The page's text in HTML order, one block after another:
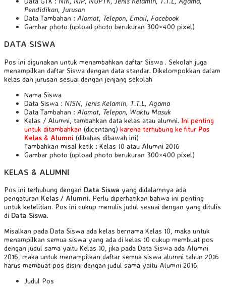
Pendidikan, Jurusan
Data Tambahan : Alamat, Telepon, Email, Facebook
Gambar photo (upload photo berukuran 300×400 pixel)
DATA SISWA
Pos ini digunakan untuk menambahkan daftar Siswa . Sekolah juga
menampilkan daftar Siswa dengan data standar. Dikelompokkan dalam
kelas dan jurusan sesuai dengan jenjang sekolah
Nama Siswa
Data Siswa : NISN, Jenis Kelamin, T.T.L, Agama
Data Tambahan : Alamat, Telepon, Waktu Masuk
Kelas / Alumni, tambahkan data kelas atau alumni. Ini penting
untuk ditambahkan (dicentang) karena terhubung ke fitur Pos
Kelas & Alumni (dibahas dibawah ini)
Tambahkan misal ketik : Kelas 10 atau Alumni 2016
Gambar photo (upload photo berukuran 300×400 pixel)
KELAS & ALUMNI
Pos ini terhubung dengan Data Siswa yang didalamnya ada
pengaturan Kelas / Alumni. Perlu diperhatikan bahwa ini penting
untuk ketelitian. Pos ini cukup menulis judul sesuai dengan yang ditulis
di Data Siswa.
Misalkan pada Data Siswa ada kelas bernama Kelas 10, maka untuk
menampilkan semua siswa yang ada di kelas 10 cukup membuat pos
dengan judul sama yaitu Kelas 10, jika pada Data Siswa ada Alumni
2016, maka untuk menampilkan daftar semua siswa alumni tahun 2016
harus membuat pos disini dengan judul sama yaitu Alumni 2016
Judul Pos